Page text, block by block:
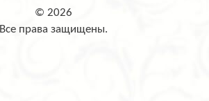
© 2026
Все права защищены.